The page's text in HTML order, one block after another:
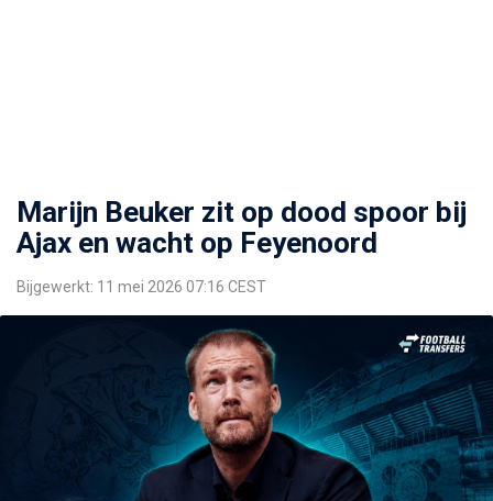
Marijn Beuker zit op dood spoor bij
Ajax en wacht op Feyenoord
Bijgewerkt: 11 mei 2026 07:16 CEST